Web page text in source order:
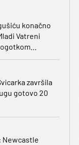
konačno
Vatreni
završila
gotovo 20
Newcastle